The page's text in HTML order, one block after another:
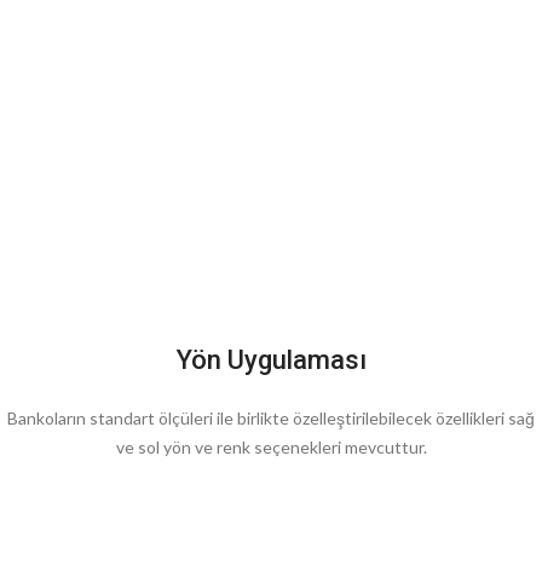
Yön Uygulaması
Bankoların standart ölçüleri ile birlikte özelleştirilebilecek özellikleri sağ
ve sol yön ve renk seçenekleri mevcuttur.